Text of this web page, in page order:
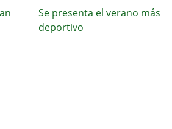
Se presenta el verano más
deportivo